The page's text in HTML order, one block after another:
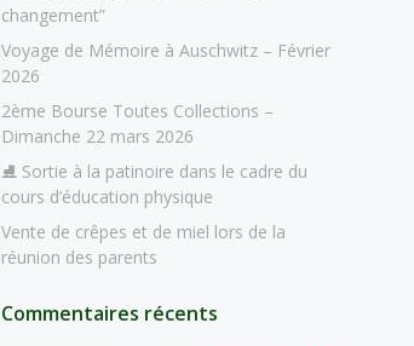
changement”
Voyage de Mémoire à Auschwitz – Février
2026
2ème Bourse Toutes Collections –
Dimanche 22 mars 2026
⛸️ Sortie à la patinoire dans le cadre du
cours d’éducation physique
Vente de crêpes et de miel lors de la
réunion des parents
Commentaires récents